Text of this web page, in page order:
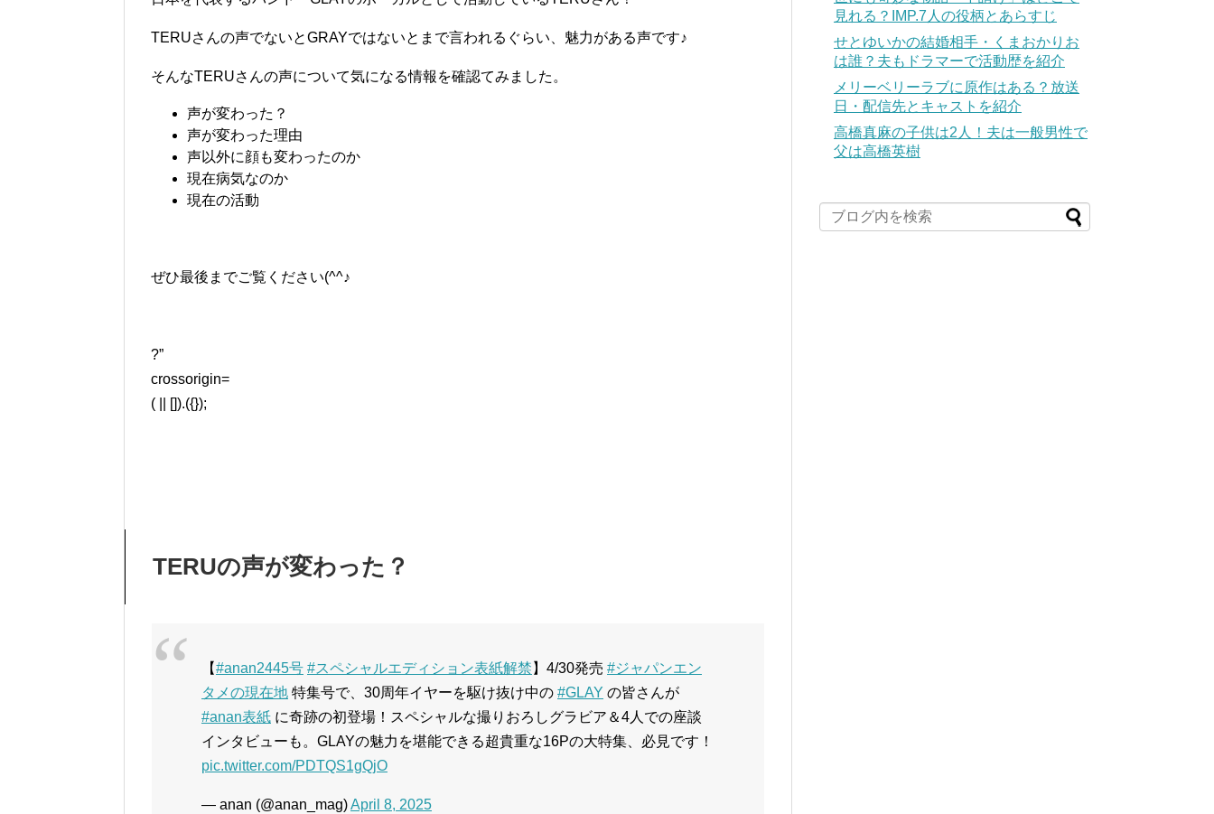
TERUさんの声でないとGRAYではないとまで言われるぐらい、魅力がある声です♪
そんなTERUさんの声について気になる情報を確認てみました。
声が変わった？
声が変わった理由
声以外に顔も変わったのか
現在病気なのか
現在の活動
ぜひ最後までご覧ください(^^♪
?”
crossorigin=
( || []).({});
TERUの声が変わった？
【#anan2445号 #スペシャルエディション表紙解禁 】4/30発売 #ジャパンエン
タメの現在地 特集号で、30周年イヤーを駆け抜け中の #GLAY の皆さんが
#anan表紙 に奇跡の初登場！スペシャルな撮りおろしグラビア＆4人での座談
インタビューも。GLAYの魅力を堪能できる超貴重な16Pの大特集、必見です！
pic.twitter.com/PDTQS1gQjO
— anan (@anan_mag)April 8, 2025
見れる？IMP.7人の役柄とあらすじ
せとゆいかの結婚相手・くまおかりお
は誰？夫もドラマーで活動歴を紹介
メリーベリーラブに原作はある？放送
日・配信先とキャストを紹介
高橋真麻の子供は2人！夫は一般男性で
父は高橋英樹